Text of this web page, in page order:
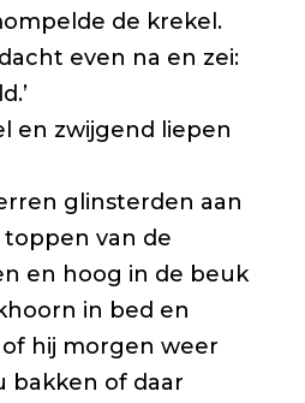
de krekel.
even na en zei:
en zwijgend liepen
glinsterden aan
van de
en hoog in de beuk
in bed en
hij morgen weer
bakken of daar